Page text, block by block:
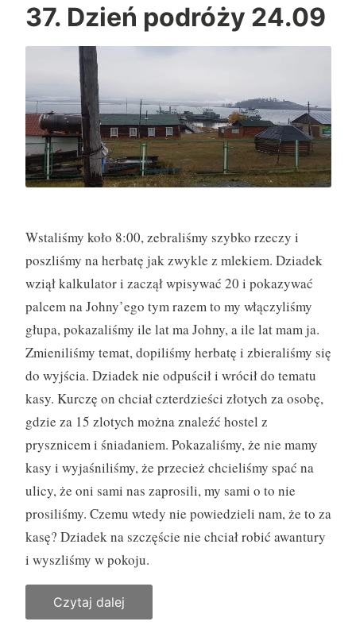
p
o
ó
ż
y
(
.
0
9
)
”
37. Dzień podróży 24.09
Wstaliśmy koło 8:00, zebraliśmy szybko rzeczy i
poszliśmy na herbatę jak zwykle z mlekiem. Dziadek
wziął kalkulator i zaczął wpisywać 20 i pokazywać
palcem na Johny’ego tym razem to my włączyliśmy
głupa, pokazaliśmy ile lat ma Johny, a ile lat mam ja.
Zmieniliśmy temat, dopiliśmy herbatę i zbieraliśmy się
do wyjścia. Dziadek nie odpuścił i wrócił do tematu
kasy. Kurczę on chciał czterdzieści złotych za osobę,
gdzie za 15 zlotych można znaleźć hostel z
prysznicem i śniadaniem. Pokazaliśmy, że nie mamy
kasy i wyjaśniliśmy, że przecież chcieliśmy spać na
ulicy, że oni sami nas zaprosili, my sami o to nie
prosiliśmy. Czemu wtedy nie powiedzieli nam, że to za
kasę? Dziadek na szczęście nie chciał robić awantury
i wyszliśmy w pokoju.
Czytaj dalej
3